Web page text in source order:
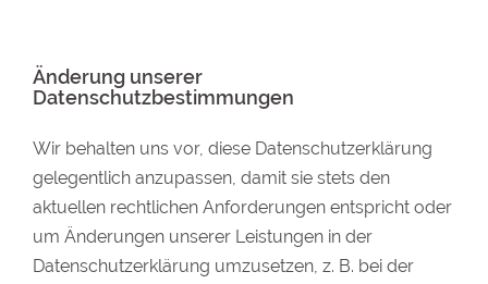
Änderung unserer
Datenschutzbestimmungen
Wir behalten uns vor, diese Datenschutzerklärung
gelegentlich anzupassen, damit sie stets den
aktuellen rechtlichen Anforderungen entspricht oder
um Änderungen unserer Leistungen in der
Datenschutzerklärung umzusetzen, z. B. bei der